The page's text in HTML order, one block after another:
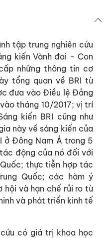
tập trung nghiên cứu
kiến Vành đai – Con
những thông tin cơ
tổng quan về BRI từ
đưa vào Điều lệ Đảng
tháng 10/2017; vị trí
kiến BRI cũng như
này về sáng kiến của
ở Đông Nam Á trong 5
động của nó đối với
thực tiễn hợp tác
Quốc; các hàm ý
hội và hạn chế rủi ro từ
và phát triển kinh tế
có giá trị khoa học